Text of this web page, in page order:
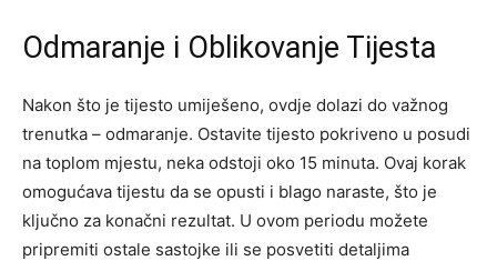
Odmaranje i Oblikovanje Tijesta
Nakon što je tijesto umiješeno, ovdje dolazi do važnog
trenutka – odmaranje. Ostavite tijesto pokriveno u posudi
na toplom mjestu, neka odstoji oko 15 minuta. Ovaj korak
omogućava tijestu da se opusti i blago naraste, što je
ključno za konačni rezultat. U ovom periodu možete
pripremiti ostale sastojke ili se posvetiti detaljima